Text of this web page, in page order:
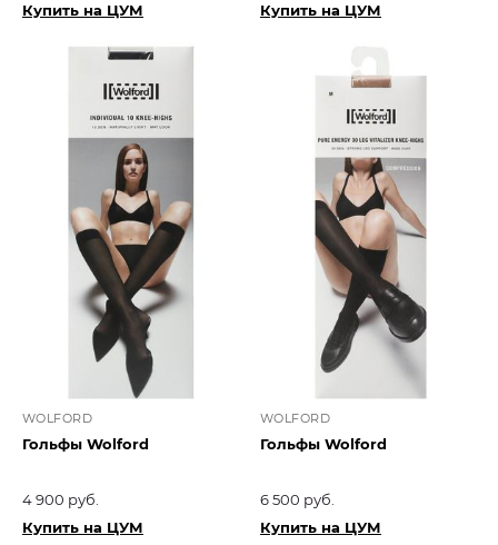
Купить на ЦУМ
Купить на ЦУМ
WOLFORD
Гольфы Wolford
4 900 руб.
Купить на ЦУМ
WOLFORD
Гольфы Wolford
6 500 руб.
Купить на ЦУМ